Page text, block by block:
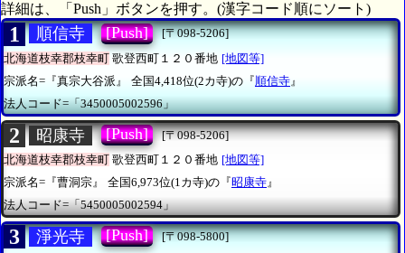
詳細は、「Push」ボタンを押す。(漢字コード順にソート)
1 順信寺 [Push]
[〒098-5206]
北海道枝幸郡枝幸町 歌登西町１２０番地 [地図等]
宗派名=『真宗大谷派』
全国4,418位(2カ寺)の『順信寺 』
法人コード=「3450005002596」
2 昭康寺 [Push]
[〒098-5206]
北海道枝幸郡枝幸町 歌登西町１２０番地 [地図等]
宗派名=『曹洞宗』
全国6,973位(1カ寺)の『昭康寺』
法人コード=「5450005002594」
3 淨光寺 [Push]
[〒098-5800]